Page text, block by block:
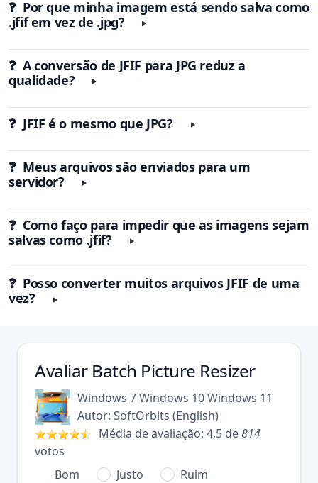
❓ Por que minha imagem está sendo salva como
.jfif em vez de .jpg?
❓ A conversão de JFIF para JPG reduz a
qualidade?
❓ JFIF é o mesmo que JPG?
❓ Meus arquivos são enviados para um
servidor?
❓ Como faço para impedir que as imagens sejam
salvas como .jfif?
❓ Posso converter muitos arquivos JFIF de uma
vez?
Avaliar Batch Picture Resizer
Windows 7Windows 10Windows 11
Autor: SoftOrbits (English)
Média de avaliação: 4,5 de814
votos
Bom
Justo Ruim